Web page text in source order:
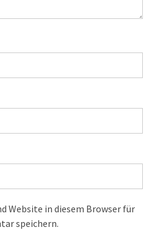
Website in diesem Browser für
speichern.